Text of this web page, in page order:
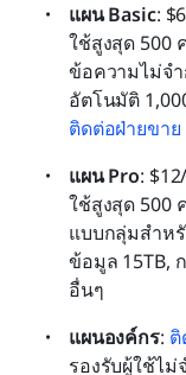
แผน Basic:
ใช้สูงสุด 500
ข้อความไม่จ
ติดต่อฝ่ายขาย
แผน Pro:
ใช้สูงสุด 500
แบบกลุ่มสำห
ข้อมูล 15TB,
อื่นๆ
แผนองค์กร: ติ
รองรับผู้ใช้ไ